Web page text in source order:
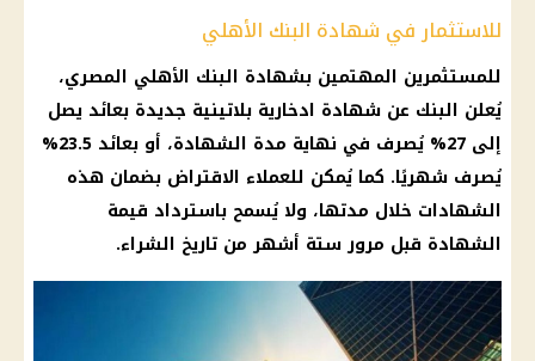
للاستثمار في شهادة البنك الأهلي
للمستثمرين المهتمين بشهادة البنك الأهلي المصري،
يُعلن البنك عن شهادة ادخارية بلاتينية جديدة بعائد يصل
إلى 27% يُصرف في نهاية مدة الشهادة، أو بعائد 23.5%
يُصرف شهريًا. كما يُمكن للعملاء الاقتراض بضمان هذه
الشهادات خلال مدتها، ولا يُسمح باسترداد قيمة
الشهادة قبل مرور ستة أشهر من تاريخ الشراء.